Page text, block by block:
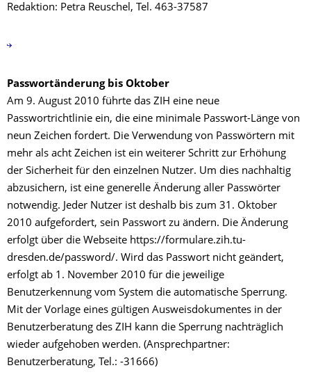
Redaktion: Petra Reuschel, Tel. 463-37587
Passwortänderung bis Oktober
Am 9. August 2010 führte das ZIH eine neue
Passwortrichtlinie ein, die eine minimale Passwort-Länge von
neun Zeichen fordert. Die Verwendung von Passwörtern mit
mehr als acht Zeichen ist ein weiterer Schritt zur Erhöhung
der Sicherheit für den einzelnen Nutzer. Um dies nachhaltig
abzusichern, ist eine generelle Änderung aller Passwörter
notwendig. Jeder Nutzer ist deshalb bis zum 31. Oktober
2010 aufgefordert, sein Passwort zu ändern. Die Änderung
erfolgt über die Webseite https://formulare.zih.tu-
dresden.de/password/. Wird das Passwort nicht geändert,
erfolgt ab 1. November 2010 für die jeweilige
Benutzerkennung vom System die automatische Sperrung.
Mit der Vorlage eines gültigen Ausweisdokumentes in der
Benutzerberatung des ZIH kann die Sperrung nachträglich
wieder aufgehoben werden. (Ansprechpartner:
Benutzerberatung, Tel.: -31666)